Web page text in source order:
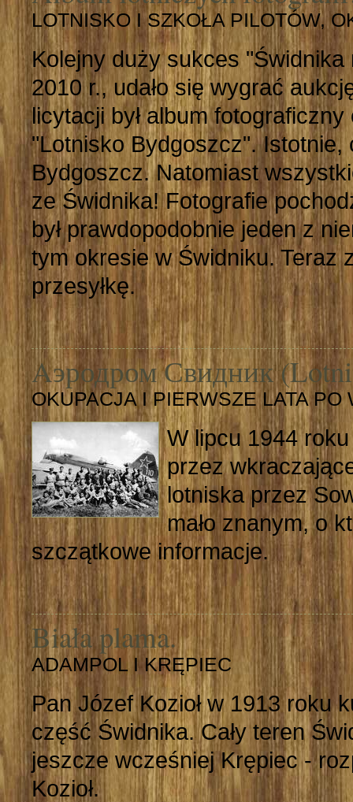
LOTNISKO I SZKOŁA PILOTÓW,
Kolejny duży sukces
2010 r., udało się wygrać
licytacji był album
"Lotnisko Bydgoszcz".
Bydgoszcz. Natomiast
ze Świdnika! Fotografie
był prawdopodobnie jeden z
tym okresie w Świdniku. Teraz
przesyłkę.
Aэродром Свидник
OKUPACJA I PIERWSZE LATA PO
W lipcu 1944
przez
lotniska przez
mało znanym, o
szczątkowe informacje.
Biała plama.
ADAMPOL I KRĘPIEC
Pan Józef Kozioł w 1913 roku
część Świdnika. Cały teren
jeszcze wcześniej Krępiec -
Kozioł.